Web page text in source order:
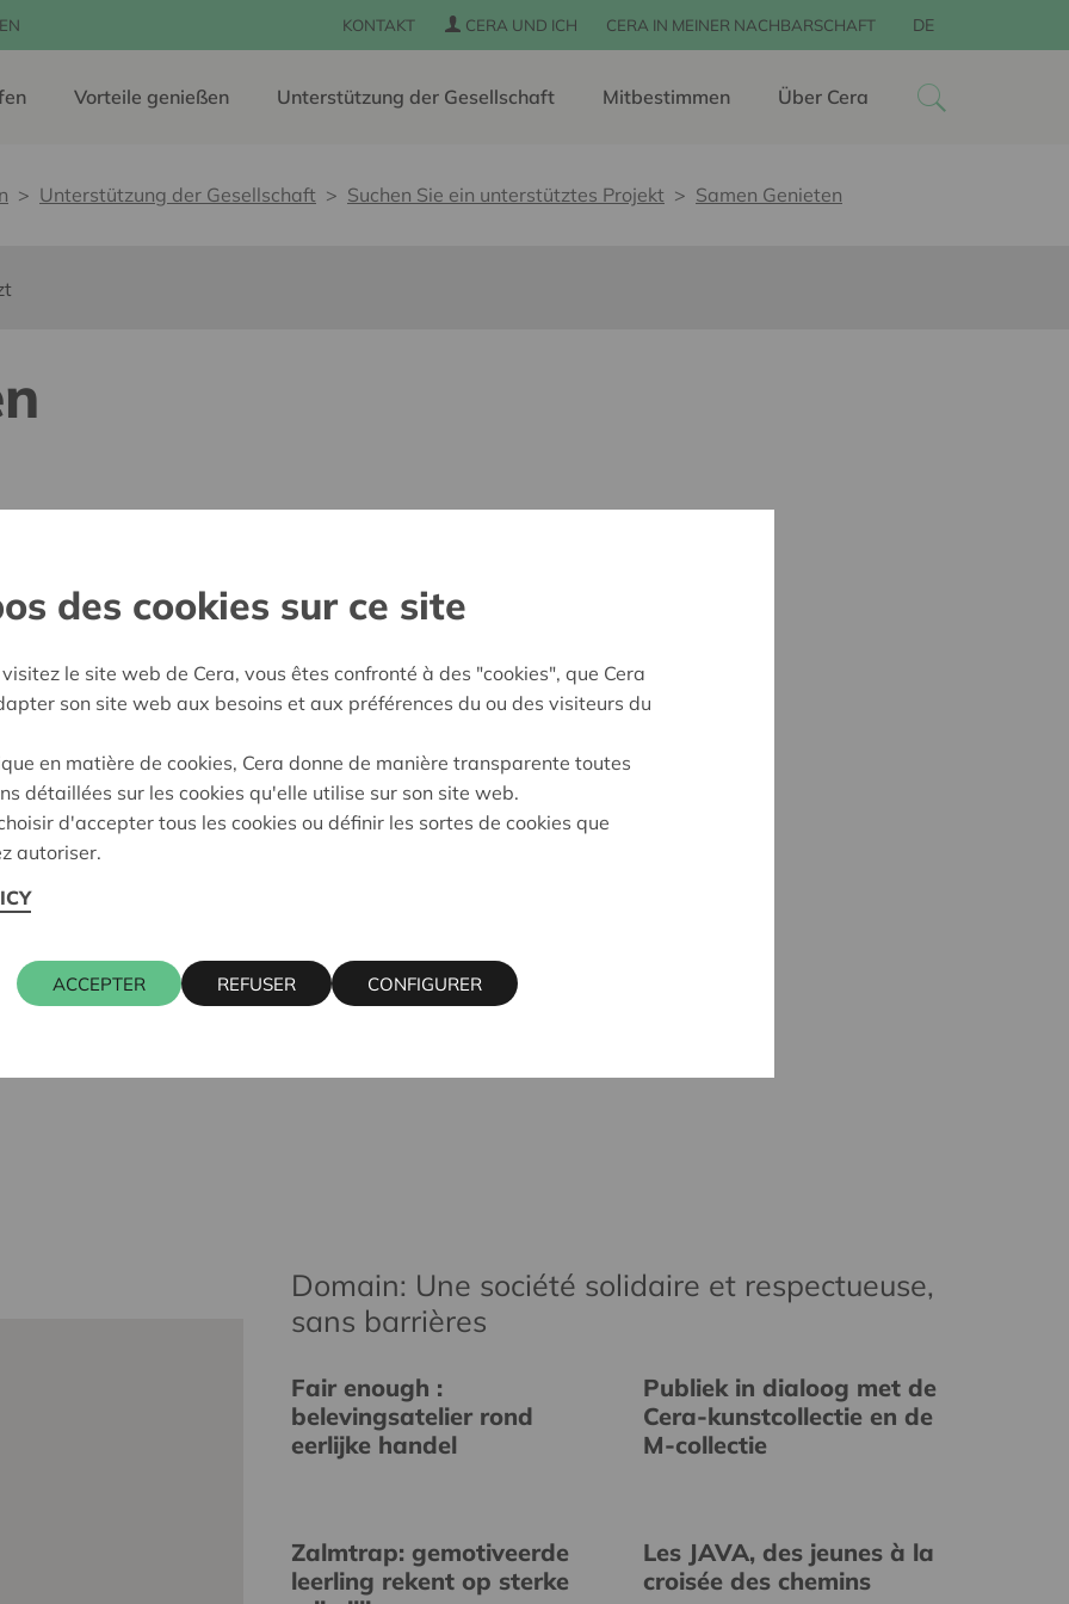
KONTAKT CERA UND ICH CERA IN MEINER NACHBARSCHAFT DE
Vorteile genießen Unterstützung der Gesellschaft Mitbestimmen Über Cera
Unterstützung der Gesellschaft Suchen Sie ein unterstütztes Projekt Samen Genieten
barrières
Limburg
Approved
3600 GENK
Kontaktperson
016 27 96 74
kris.debruyne@cera.coop
Domain: Une société solidaire et respectueuse,
sans barrières
Fair enough :
belevingsatelier rond
eerlijke handel
Publiek in dialoog met de
Cera-kunstcollectie en de
M-collectie
Zalmtrap: gemotiveerde
leerling rekent op sterke
Les JAVA, des jeunes à la
croisée des chemins
des cookies sur ce site
le site web de Cera, vous êtes confronté à des "cookies", que Cera
son site web aux besoins et aux préférences du ou des visiteurs du
en matière de cookies, Cera donne de manière transparente toutes
détaillées sur les cookies qu'elle utilise sur son site web.
d'accepter tous les cookies ou définir les sortes de cookies que
autoriser.
ACCEPTER REFUSER CONFIGURER